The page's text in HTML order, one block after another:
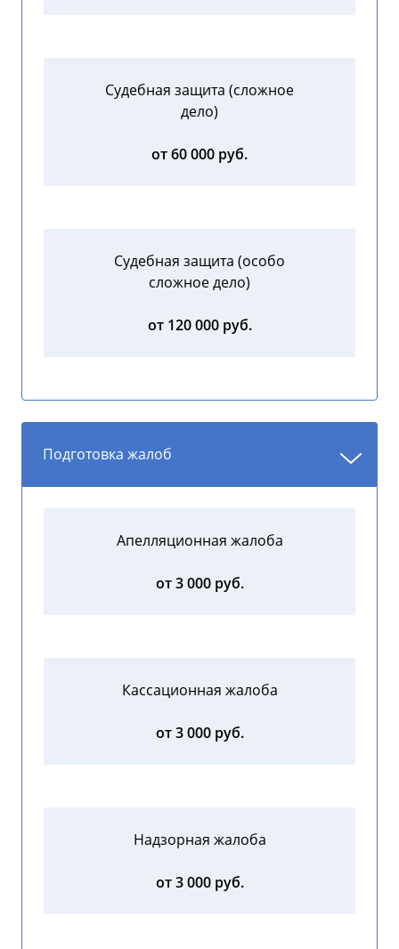
Судебная защита (сложное
дело)
от 60 000 руб.
Судебная защита (особо
сложное дело)
от 120 000 руб.
Подготовка жалоб
Апелляционная жалоба
от 3 000 руб.
Кассационная жалоба
от 3 000 руб.
Надзорная жалоба
от 3 000 руб.